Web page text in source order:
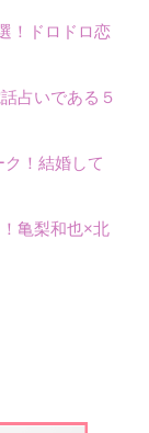
！ドロドロ恋
占いである５
！結婚して
亀梨和也×北